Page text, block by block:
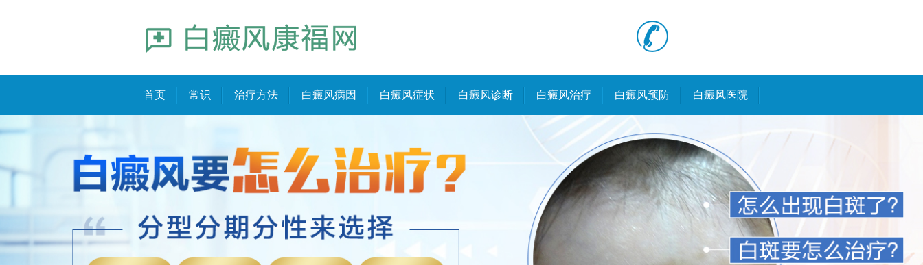
首页 常识 治疗方法 白癜风病因 白癜风症状 白癜风诊断 白癜风治疗 白癜风预防 白癜风医院